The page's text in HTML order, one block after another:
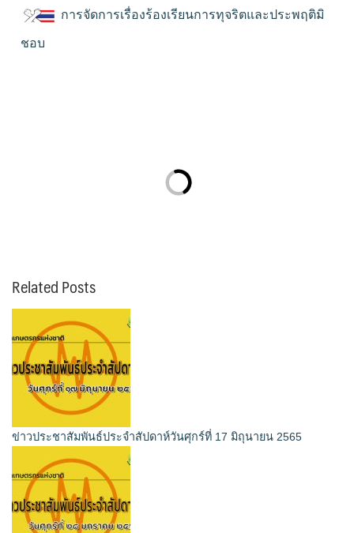
การจัดการเรื่องร้องเรียนการทุจริตและประพฤติมิ
ชอบ
Related Posts
ข่าวประชาสัมพันธ์ประจำสัปดาห์วันศุกร์ที่ 17 มิถุนายน 2565